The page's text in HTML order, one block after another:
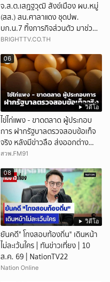
จ.ส.ต.เสฏฐวุฒิ สังข์เมือง ผบ.หมู่
(สส.) สน.ศาลาแดง ชุดปพ.
บก.น.7 ทิ้งภารกิจส่วนตัว มาช่วย
โรงเรียน
BRIGHTTV.CO.TH
วิดีโอ
06
ไข่ไก่แพง - ขาดตลาด ผู้ประกอบ
การ ฝากรัฐบาลตรวจสอบข้อเท็จ
จริง หลังมีข่าวลือ ส่งออกต่าง
ประเทศ
สวพ.FM91
วิดีโอ
08
ยันคดี" โกงสอบท้องถิ่น" เดินหน้า
ไม่ละเว้นใคร | ทันข่าวเที่ยง | 10
ส.ค. 69 | NationTV22
Nation Online